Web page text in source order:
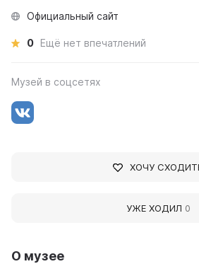
О музее
Официальный сайт
0 Ещё нет впечатлений
Музей в соцсетях
ХОЧУ
УЖЕ ХОДИЛ 0